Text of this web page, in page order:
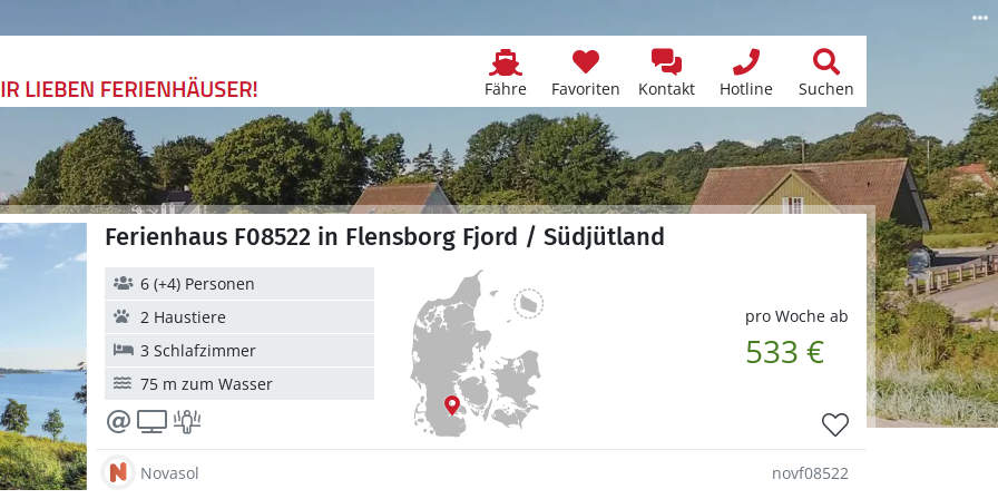
Fähre Favoriten Kontakt Hotline Suchen
Ferienhaus F08522 in Flensborg Fjord / Südjütland
pro Woche ab
533 €
6 (+4) Personen
2 Haustiere
3 Schlafzimmer
75 m zum Wasser
Novasol novf08522